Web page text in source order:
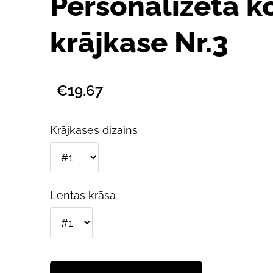
krājkase Nr.3
€19.67
Krājkases dizains
Lentas krāsa